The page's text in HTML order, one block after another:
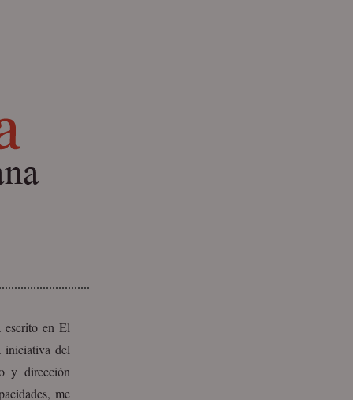
escrito en El
iniciativa del
y dirección
me